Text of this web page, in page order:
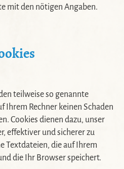
mit den nötigen Angaben.
teilweise so genannte
Ihrem Rechner keinen Schaden
Cookies dienen dazu, unser
effektiver und sicherer zu
Textdateien, die auf Ihrem
die Ihr Browser speichert.